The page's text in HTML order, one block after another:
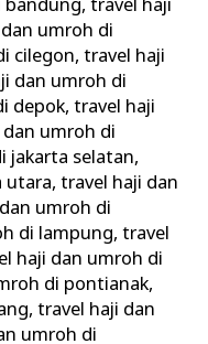
bandung,travel haji
umroh di
cilegon,travel haji
dan umroh di
depok,travel haji
umroh di
jakarta selatan,
utara,travel haji dan
umroh di
di lampung,travel
haji dan umroh di
di pontianak,
,travel haji dan
umroh di